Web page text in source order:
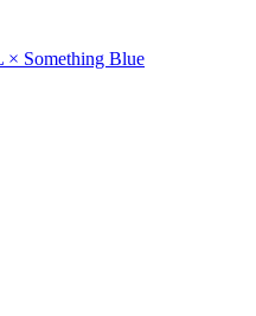
Something Blue